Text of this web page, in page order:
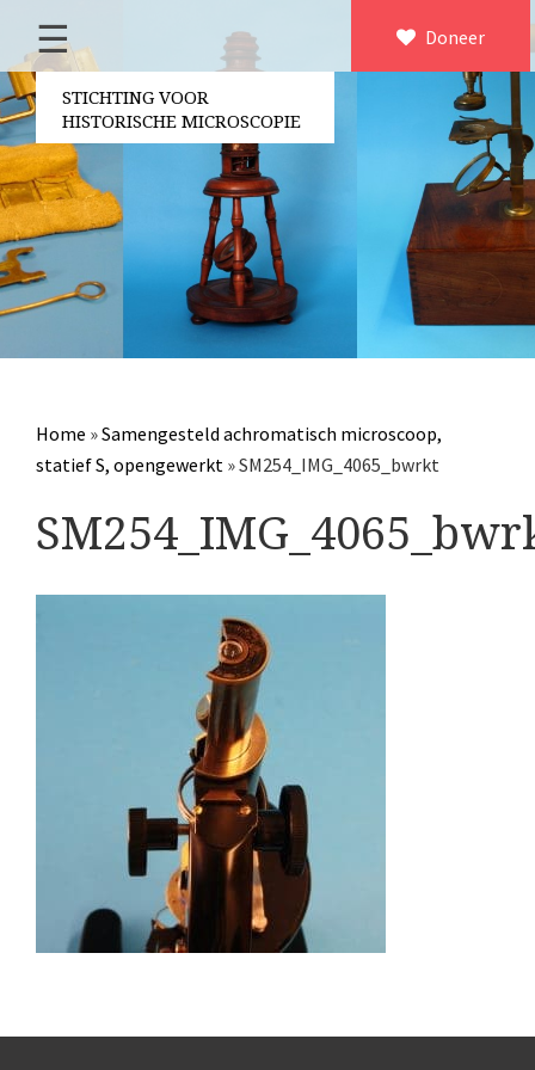
×
Home
Over ons
Contact
Bestuur
Vrijwilligers
Partners
Jaarverslagen
Microscopen
Overige optische instrumenten
Elektrische meetapparatuur
Boeken
Divers
Makers
Images
Culpeper (ca. 1735)
Cuff (ca. 1745)
volgens Culpeper (1750-
Dollond, ‘Jones’ most improved type’ (1800-1830)
Long, Gould type (1821-1850)
Nachet, ‘grand modèle’ (1856-1862)
Doneer
☰
STICHTING VOOR
HISTORISCHE MICROSCOPIE
Home »Samengesteld achromatisch microscoop,
statief S, opengewerkt »SM254_IMG_4065_bwrkt